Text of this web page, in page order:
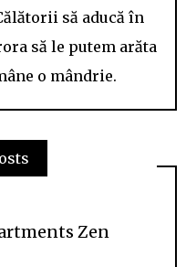
să aducă în
să le putem arăta
o mândrie.
Zen